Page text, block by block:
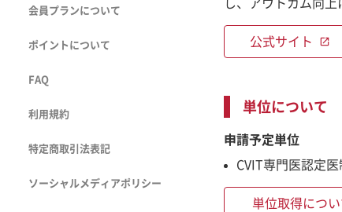
会員プランについて
ポイントについて
FAQ
利用規約
特定商取引法表記
ソーシャルメディアポリシー
し、アウトカム向上
公式サイト open_in_new
単位について
申請予定単位
CVIT専門医認定
単位取得につい